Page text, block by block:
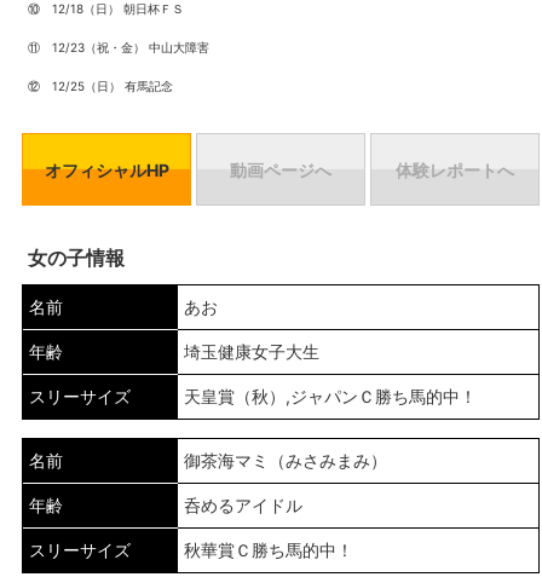
⑩ 12/18（日） 朝日杯ＦＳ
⑪ 12/23（祝・金） 中山大障害
⑫ 12/25（日） 有馬記念
オフィシャルHP 動画ページへ 体験レポートへ
女の子情報
名前 あお
年齢 埼玉健康女子大生
スリーサイズ 天皇賞（秋）,ジャパンＣ勝ち馬的中！
名前 御茶海マミ（みさみまみ）
年齢 呑めるアイドル
スリーサイズ 秋華賞Ｃ勝ち馬的中！